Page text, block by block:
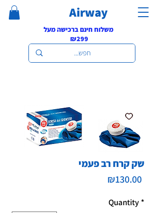
Airway
משלוח חינם ברכישה מעל
₪299
שק קרח רב פעמי
₪130.00Price
Quantity *